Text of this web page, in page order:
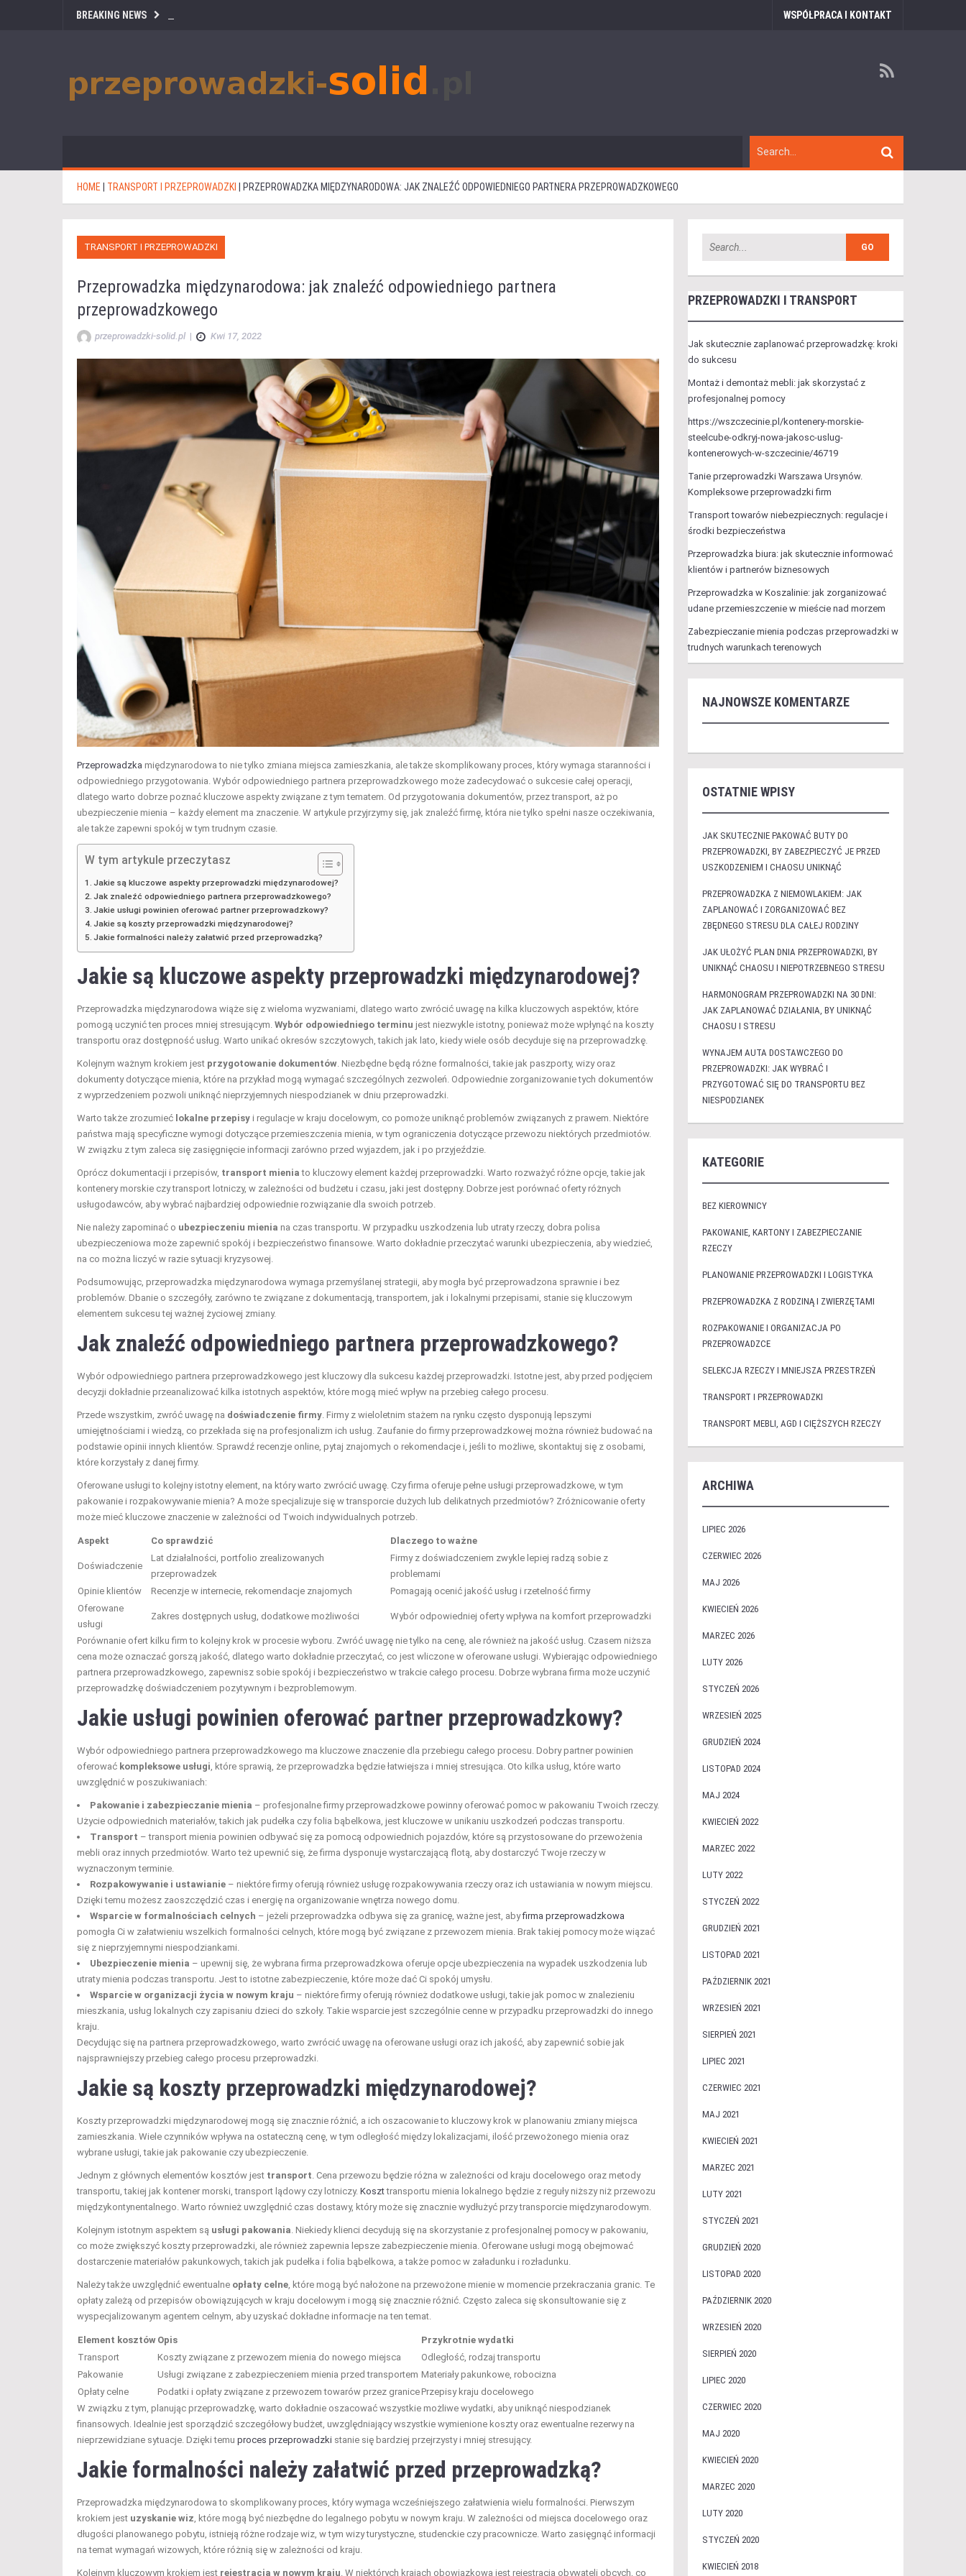
BREAKING NEWS WSPÓŁPRACA I KONTAKT
HOME TRANSPORT I PRZEPROWADZKI PRZEPROWADZKA MIĘDZYNARODOWA: JAK ZNALEŹĆ ODPOWIEDNIEGO PARTNERA PRZEPROWADZKOWEGO
TRANSPORT I PRZEPROWADZKI
Przeprowadzka międzynarodowa: jak znaleźć odpowiedniego partnera
przeprowadzkowego
przeprowadzki-solid.pl | Kwi 17, 2022
Przeprowadzka międzynarodowa to nie tylko zmiana miejsca zamieszkania, ale także skomplikowany proces, który wymaga staranności i
odpowiedniego przygotowania. Wybór odpowiedniego partnera przeprowadzkowego może zadecydować o sukcesie całej operacji,
dlatego warto dobrze poznać kluczowe aspekty związane z tym tematem. Od przygotowania dokumentów, przez transport, aż po
ubezpieczenie mienia – każdy element ma znaczenie. W artykule przyjrzymy się, jak znaleźć firmę, która nie tylko spełni nasze oczekiwania,
ale także zapewni spokój w tym trudnym czasie.
W tym artykule przeczytasz
Jakie są kluczowe aspekty przeprowadzki międzynarodowej?
Jak znaleźć odpowiedniego partnera przeprowadzkowego?
Jakie usługi powinien oferować partner przeprowadzkowy?
Jakie są koszty przeprowadzki międzynarodowej?
Jakie formalności należy załatwić przed przeprowadzką?
Jakie są kluczowe aspekty przeprowadzki międzynarodowej?
Przeprowadzka międzynarodowa wiąże się z wieloma wyzwaniami, dlatego warto zwrócić uwagę na kilka kluczowych aspektów, które
pomogą uczynić ten proces mniej stresującym. Wybór odpowiedniego terminu jest niezwykle istotny, ponieważ może wpłynąć na koszty
transportu oraz dostępność usług. Warto unikać okresów szczytowych, takich jak lato, kiedy wiele osób decyduje się na przeprowadzkę.
Kolejnym ważnym krokiem jest przygotowanie dokumentów . Niezbędne będą różne formalności, takie jak paszporty, wizy oraz
dokumenty dotyczące mienia, które na przykład mogą wymagać szczególnych zezwoleń. Odpowiednie zorganizowanie tych dokumentów
z wyprzedzeniem pozwoli uniknąć nieprzyjemnych niespodzianek w dniu przeprowadzki.
Warto także zrozumieć lokalne przepisy i regulacje w kraju docelowym, co pomoże uniknąć problemów związanych z prawem. Niektóre
państwa mają specyficzne wymogi dotyczące przemieszczenia mienia, w tym ograniczenia dotyczące przewozu niektórych przedmiotów.
W związku z tym zaleca się zasięgnięcie informacji zarówno przed wyjazdem, jak i po przyjeździe.
Oprócz dokumentacji i przepisów, transport mienia to kluczowy element każdej przeprowadzki. Warto rozważyć różne opcje, takie jak
kontenery morskie czy transport lotniczy, w zależności od budżetu i czasu, jaki jest dostępny. Dobrze jest porównać oferty różnych
usługodawców, aby wybrać najbardziej odpowiednie rozwiązanie dla swoich potrzeb.
Nie należy zapominać o ubezpieczeniu mienia na czas transportu. W przypadku uszkodzenia lub utraty rzeczy, dobra polisa
ubezpieczeniowa może zapewnić spokój i bezpieczeństwo finansowe. Warto dokładnie przeczytać warunki ubezpieczenia, aby wiedzieć,
na co można liczyć w razie sytuacji kryzysowej.
Podsumowując, przeprowadzka międzynarodowa wymaga przemyślanej strategii, aby mogła być przeprowadzona sprawnie i bez
problemów. Dbanie o szczegóły, zarówno te związane z dokumentacją, transportem, jak i lokalnymi przepisami, stanie się kluczowym
elementem sukcesu tej ważnej życiowej zmiany.
Jak znaleźć odpowiedniego partnera przeprowadzkowego?
Wybór odpowiedniego partnera przeprowadzkowego jest kluczowy dla sukcesu każdej przeprowadzki. Istotne jest, aby przed podjęciem
decyzji dokładnie przeanalizować kilka istotnych aspektów, które mogą mieć wpływ na przebieg całego procesu.
Przede wszystkim, zwróć uwagę na doświadczenie firmy . Firmy z wieloletnim stażem na rynku często dysponują lepszymi
umiejętnościami i wiedzą, co przekłada się na profesjonalizm ich usług. Zaufanie do firmy przeprowadzkowej można również budować na
podstawie opinii innych klientów. Sprawdź recenzje online, pytaj znajomych o rekomendacje i, jeśli to możliwe, skontaktuj się z osobami,
które korzystały z danej firmy.
Oferowane usługi to kolejny istotny element, na który warto zwrócić uwagę. Czy firma oferuje pełne usługi przeprowadzkowe, w tym
pakowanie i rozpakowywanie mienia? A może specjalizuje się w transporcie dużych lub delikatnych przedmiotów? Zróżnicowanie oferty
może mieć kluczowe znaczenie w zależności od Twoich indywidualnych potrzeb.
Aspekt Co sprawdzić Dlaczego to ważne
Doświadczenie
Lat działalności, portfolio zrealizowanych
przeprowadzek
Firmy z doświadczeniem zwykle lepiej radzą sobie z
problemami
Opinie klientów
Recenzje w internecie, rekomendacje znajomych
Pomagają ocenić jakość usług i rzetelność firmy
Oferowane
usługi
Zakres dostępnych usług, dodatkowe możliwości Wybór odpowiedniej oferty wpływa na komfort przeprowadzki
Porównanie ofert kilku firm to kolejny krok w procesie wyboru. Zwróć uwagę nie tylko na cenę, ale również na jakość usług. Czasem niższa
cena może oznaczać gorszą jakość, dlatego warto dokładnie przeczytać, co jest wliczone w oferowane usługi. Wybierając odpowiedniego
partnera przeprowadzkowego, zapewnisz sobie spokój i bezpieczeństwo w trakcie całego procesu. Dobrze wybrana firma może uczynić
przeprowadzkę doświadczeniem pozytywnym i bezproblemowym.
Jakie usługi powinien oferować partner przeprowadzkowy?
Wybór odpowiedniego partnera przeprowadzkowego ma kluczowe znaczenie dla przebiegu całego procesu. Dobry partner powinien
oferować kompleksowe usługi , które sprawią, że przeprowadzka będzie łatwiejsza i mniej stresująca. Oto kilka usług, które warto
uwzględnić w poszukiwaniach:
Pakowanie i zabezpieczanie mienia – profesjonalne firmy przeprowadzkowe powinny oferować pomoc w pakowaniu Twoich rzeczy.
Użycie odpowiednich materiałów, takich jak pudełka czy folia bąbelkowa, jest kluczowe w unikaniu uszkodzeń podczas transportu.
Transport – transport mienia powinien odbywać się za pomocą odpowiednich pojazdów, które są przystosowane do przewożenia
mebli oraz innych przedmiotów. Warto też upewnić się, że firma dysponuje wystarczającą flotą, aby dostarczyć Twoje rzeczy w
wyznaczonym terminie.
Rozpakowywanie i ustawianie – niektóre firmy oferują również usługę rozpakowywania rzeczy oraz ich ustawiania w nowym miejscu.
Dzięki temu możesz zaoszczędzić czas i energię na organizowanie wnętrza nowego domu.
Wsparcie w formalnościach celnych – jeżeli przeprowadzka odbywa się za granicę, ważne jest, abyfirma przeprowadzkowa
pomogła Ci w załatwieniu wszelkich formalności celnych, które mogą być związane z przewozem mienia. Brak takiej pomocy może wiązać
się z nieprzyjemnymi niespodziankami.
Ubezpieczenie mienia – upewnij się, że wybrana firma przeprowadzkowa oferuje opcje ubezpieczenia na wypadek uszkodzenia lub
utraty mienia podczas transportu. Jest to istotne zabezpieczenie, które może dać Ci spokój umysłu.
Wsparcie w organizacji życia w nowym kraju – niektóre firmy oferują również dodatkowe usługi, takie jak pomoc w znalezieniu
mieszkania, usług lokalnych czy zapisaniu dzieci do szkoły. Takie wsparcie jest szczególnie cenne w przypadku przeprowadzki do innego
kraju.
Decydując się na partnera przeprowadzkowego, warto zwrócić uwagę na oferowane usługi oraz ich jakość, aby zapewnić sobie jak
najsprawniejszy przebieg całego procesu przeprowadzki.
Jakie są koszty przeprowadzki międzynarodowej?
Koszty przeprowadzki międzynarodowej mogą się znacznie różnić, a ich oszacowanie to kluczowy krok w planowaniu zmiany miejsca
zamieszkania. Wiele czynników wpływa na ostateczną cenę, w tym odległość między lokalizacjami, ilość przewożonego mienia oraz
wybrane usługi, takie jak pakowanie czy ubezpieczenie.
Jednym z głównych elementów kosztów jest transport . Cena przewozu będzie różna w zależności od kraju docelowego oraz metody
transportu, takiej jak kontener morski, transport lądowy czy lotniczy. Koszttransportu mienia lokalnego będzie z reguły niższy niż przewozu
międzykontynentalnego. Warto również uwzględnić czas dostawy, który może się znacznie wydłużyć przy transporcie międzynarodowym.
Kolejnym istotnym aspektem są usługi pakowania . Niekiedy klienci decydują się na skorzystanie z profesjonalnej pomocy w pakowaniu,
co może zwiększyć koszty przeprowadzki, ale również zapewnia lepsze zabezpieczenie mienia. Oferowane usługi mogą obejmować
dostarczenie materiałów pakunkowych, takich jak pudełka i folia bąbelkowa, a także pomoc w załadunku i rozładunku.
Należy także uwzględnić ewentualne opłaty celne , które mogą być nałożone na przewożone mienie w momencie przekraczania granic. Te
opłaty zależą od przepisów obowiązujących w kraju docelowym i mogą się znacznie różnić. Często zaleca się skonsultowanie się z
wyspecjalizowanym agentem celnym, aby uzyskać dokładne informacje na ten temat.
Element kosztów Opis
Przykrotnie wydatki
Transport
Koszty związane z przewozem mienia do nowego miejsca
Odległość, rodzaj transportu
Pakowanie
Usługi związane z zabezpieczeniem mienia przed transportem Materiały pakunkowe, robocizna
Opłaty celne
Podatki i opłaty związane z przewozem towarów przez granicePrzepisy kraju docelowego
W związku z tym, planując przeprowadzkę, warto dokładnie oszacować wszystkie możliwe wydatki, aby uniknąć niespodzianek
finansowych. Idealnie jest sporządzić szczegółowy budżet, uwzględniający wszystkie wymienione koszty oraz ewentualne rezerwy na
nieprzewidziane sytuacje. Dzięki temu proces przeprowadzki stanie się bardziej przejrzysty i mniej stresujący.
Jakie formalności należy załatwić przed przeprowadzką?
Przeprowadzka międzynarodowa to skomplikowany proces, który wymaga wcześniejszego załatwienia wielu formalności. Pierwszym
krokiem jest uzyskanie wiz , które mogą być niezbędne do legalnego pobytu w nowym kraju. W zależności od miejsca docelowego oraz
długości planowanego pobytu, istnieją różne rodzaje wiz, w tym wizy turystyczne, studenckie czy pracownicze. Warto zasięgnąć informacji
na temat wymagań wizowych, które różnią się w zależności od kraju.
Kolejnym kluczowym krokiem jest rejestracja w nowym kraju . W niektórych krajach obowiązkowa jest rejestracja obywateli obcych, co
PRZEPROWADZKI I TRANSPORT
Jak skutecznie zaplanować przeprowadzkę: kroki
do sukcesu
Montaż i demontaż mebli: jak skorzystać z
profesjonalnej pomocy
https://wszczecinie.pl/kontenery-morskie-
steelcube-odkryj-nowa-jakosc-uslug-
kontenerowych-w-szczecinie/46719
Tanie przeprowadzki Warszawa Ursynów.
Kompleksowe przeprowadzki firm
Transport towarów niebezpiecznych: regulacje i
środki bezpieczeństwa
Przeprowadzka biura: jak skutecznie informować
klientów i partnerów biznesowych
Przeprowadzka w Koszalinie: jak zorganizować
udane przemieszczenie w mieście nad morzem
Zabezpieczanie mienia podczas przeprowadzki w
trudnych warunkach terenowych
NAJNOWSZE KOMENTARZE
OSTATNIE WPISY
JAK SKUTECZNIE PAKOWAĆ BUTY DO
PRZEPROWADZKI, BY ZABEZPIECZYĆ JE PRZED
USZKODZENIEM I CHAOSU UNIKNĄĆ
PRZEPROWADZKA Z NIEMOWLAKIEM: JAK
ZAPLANOWAĆ I ZORGANIZOWAĆ BEZ
ZBĘDNEGO STRESU DLA CAŁEJ RODZINY
JAK UŁOŻYĆ PLAN DNIA PRZEPROWADZKI, BY
UNIKNĄĆ CHAOSU I NIEPOTRZEBNEGO STRESU
HARMONOGRAM PRZEPROWADZKI NA 30 DNI:
JAK ZAPLANOWAĆ DZIAŁANIA, BY UNIKNĄĆ
CHAOSU I STRESU
WYNAJEM AUTA DOSTAWCZEGO DO
PRZEPROWADZKI: JAK WYBRAĆ I
PRZYGOTOWAĆ SIĘ DO TRANSPORTU BEZ
NIESPODZIANEK
KATEGORIE
BEZ KIEROWNICY
PAKOWANIE, KARTONY I ZABEZPIECZANIE
RZECZY
PLANOWANIE PRZEPROWADZKI I LOGISTYKA
PRZEPROWADZKA Z RODZINĄ I ZWIERZĘTAMI
ROZPAKOWANIE I ORGANIZACJA PO
PRZEPROWADZCE
SELEKCJA RZECZY I MNIEJSZA PRZESTRZEŃ
TRANSPORT I PRZEPROWADZKI
TRANSPORT MEBLI, AGD I CIĘŻSZYCH RZECZY
ARCHIWA
LIPIEC 2026
CZERWIEC 2026
MAJ 2026
KWIECIEŃ 2026
MARZEC 2026
LUTY 2026
STYCZEŃ 2026
WRZESIEŃ 2025
GRUDZIEŃ 2024
LISTOPAD 2024
MAJ 2024
KWIECIEŃ 2022
MARZEC 2022
LUTY 2022
STYCZEŃ 2022
GRUDZIEŃ 2021
LISTOPAD 2021
PAŹDZIERNIK 2021
WRZESIEŃ 2021
SIERPIEŃ 2021
LIPIEC 2021
CZERWIEC 2021
MAJ 2021
KWIECIEŃ 2021
MARZEC 2021
LUTY 2021
STYCZEŃ 2021
GRUDZIEŃ 2020
LISTOPAD 2020
PAŹDZIERNIK 2020
WRZESIEŃ 2020
SIERPIEŃ 2020
LIPIEC 2020
CZERWIEC 2020
MAJ 2020
KWIECIEŃ 2020
MARZEC 2020
LUTY 2020
STYCZEŃ 2020
KWIECIEŃ 2018